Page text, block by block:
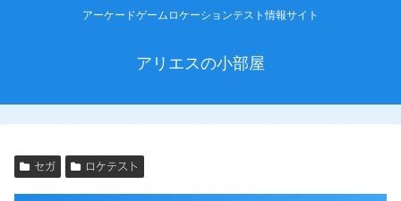
アーケードゲームロケーションテスト情報サイト
アリエスの小部屋
セガ ロケテスト